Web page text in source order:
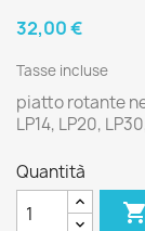
32,00 €
Tasse incluse
piatto rotante
LP14, LP20,
Quantità
